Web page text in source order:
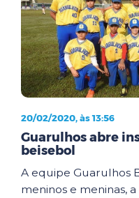
20/02/2020, às 13:56
Guarulhos abre
beisebol
A equipe Guarulhos
meninos e meninas,